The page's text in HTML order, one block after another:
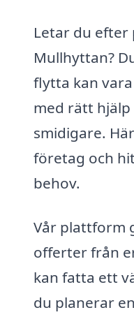
Letar du
Mullhyttan?
flytta kan
med rätt hjälp
smidigare.
företag och
behov.
Vår plattform
offerter från
kan fatta ett
du planerar